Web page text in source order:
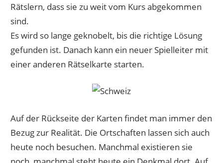
Rätslern, dass sie zu weit vom Kurs abgekommen
sind.
Es wird so lange geknobelt, bis die richtige Lösung
gefunden ist. Danach kann ein neuer Spielleiter mit
einer anderen Rätselkarte starten.
Auf der Rückseite der Karten findet man immer den
Bezug zur Realität. Die Ortschaften lassen sich auch
heute noch besuchen. Manchmal existieren sie